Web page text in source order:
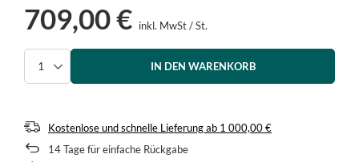
709,00 € inkl. MwSt/St.
IN DEN WARENKORB
Kostenlose und schnelle Lieferungab 1 000,00 €
14Tage für einfache Rückgabe